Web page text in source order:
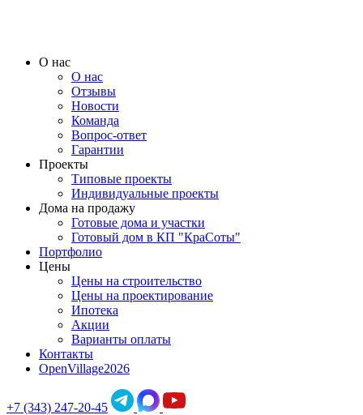
О нас
О нас
Отзывы
Новости
Команда
Вопрос-ответ
Гарантии
Проекты
Типовые проекты
Индивидуальные проекты
Дома на продажу
Готовые дома и участки
Готовый дом в КП "КраСоты"
Портфолио
Цены
Цены на строительство
Цены на проектирование
Ипотека
Акции
Варианты оплаты
Контакты
OpenVillage2026
+7 (343) 247-20-45